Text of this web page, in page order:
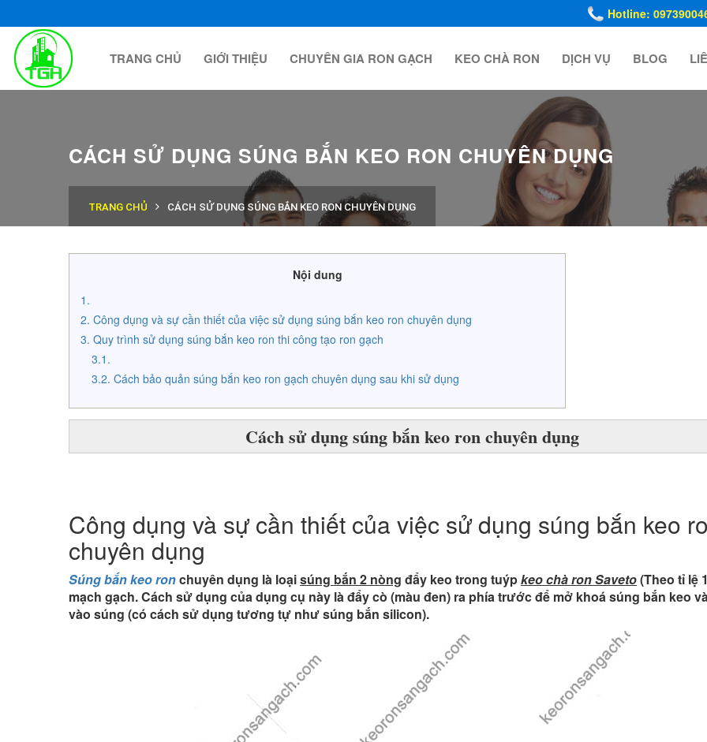
Hotline:
TRANG CHỦ GIỚI THIỆU CHUYÊN GIA RON GẠCH KEO CHÀ RON DỊCH VỤ BLOG
CÁCH SỬ DỤNG SÚNG BẮN KEO RON CHUYÊN DỤNG
TRANG CHỦ CÁCH SỬ DỤNG SÚNG BẮN KEO RON CHUYÊN DỤNG
Nội dung
Công dụng và sự cần thiết của việc sử dụng súng bắn keo ron chuyên dụng
Quy trình sử dụng súng bắn keo ron thi công tạo ron gạch
Cách bảo quản súng bắn keo ron gạch chuyên dụng sau khi sử dụng
Cách sử dụng súng bắn keo ron chuyên dụng
Công dụng và sự cần thiết của việc sử dụng súng bắn keo
chuyên dụng
Súng bắn keo ronchuyên dụng là loạisúng bắn 2 nòng đẩy keo trong tuýpkeo chà ron Saveto(Theo tỉ lệ
mạch gạch. Cách sử dụng của dụng cụ này là đẩy cò (màu đen) ra phía trước để mở khoá súng bắn keo
vào súng (có cách sử dụng tương tự như súng bắn silicon).